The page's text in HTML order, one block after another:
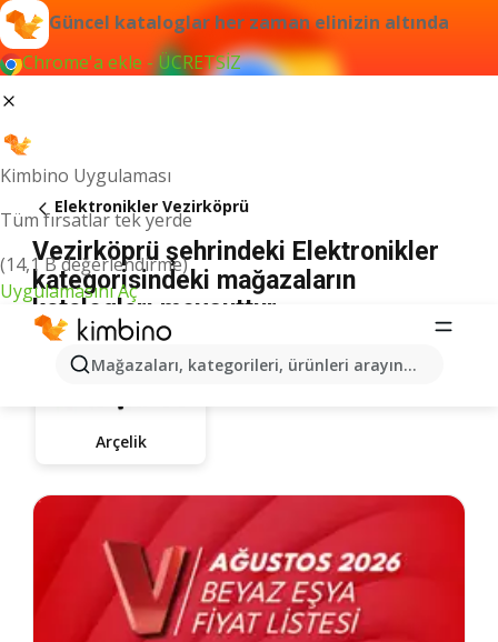
Güncel kataloglar her zaman elinizin altında
Chrome'a ekle - ÜCRETSİZ
Kimbino Uygulaması
Tüm fırsatlar tek yerde
(14,1 B değerlendirme)
Uygulamasını Aç
Mağazaları, kategorileri, ürünleri arayın...
Elektronikler Vezirköprü
Vezirköprü şehrindeki Elektronikler
kategorisindeki mağazaların
katalogları mevcuttur
Arçelik